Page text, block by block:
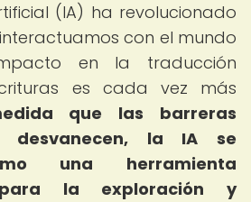
(IA) ha revolucionado
con el mundo
en la traducción
es cada vez más
que las barreras
desvanecen, la IA se
una herramienta
la exploración y